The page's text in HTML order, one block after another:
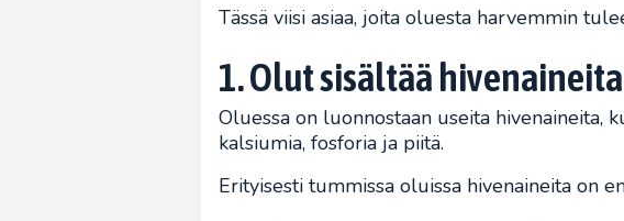
Tässä viisi asiaa, joita oluesta harvemmin
1. Olut sisältää hivenaineita
Oluessa on luonnostaan useita hivenaineita,
kalsiumia, fosforia ja piitä.
Erityisesti tummissa oluissa hivenaineita on